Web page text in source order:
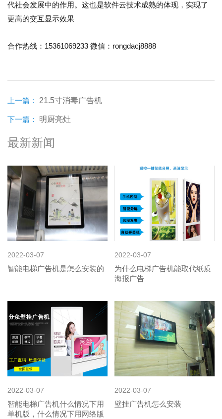
代社会发展中的作用。这也是软件云技术成熟的体现，实现了
更高的交互显示效果
合作热线： 15361069233 微信： rongdacj8888
上一篇： 21.5寸消毒广告机
下一篇： 明厨亮灶
最新新闻
2022-03-07
智能电梯广告机是怎么安装的
2022-03-07
为什么电梯广告机能取代纸质
海报广告
2022-03-07
智能电梯广告机什么情况下用
单机版，什么情况下用网络版
2022-03-07
壁挂广告机怎么安装